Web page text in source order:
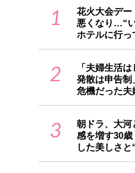
1
花火大会デー
悪くなり…“
ホテルに行っ
2
「夫婦生活
発散は申告制
危機だった夫
3
朝ドラ、大
感を増す30
した美しさと